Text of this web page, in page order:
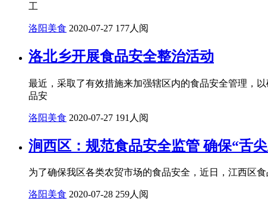
工
洛阳美食 2020-07-27 177人阅
洛北乡开展食品安全整治活动
最近，采取了有效措施来加强辖区内的食品安全管理，
品安
洛阳美食 2020-07-27 191人阅
涧西区：规范食品安全监管 确保“舌
为了确保我区各类农贸市场的食品安全，近日，江西区
洛阳美食 2020-07-28 259人阅